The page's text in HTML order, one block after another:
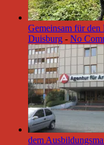
Gemeinsam für den
Duisburg - No
dem